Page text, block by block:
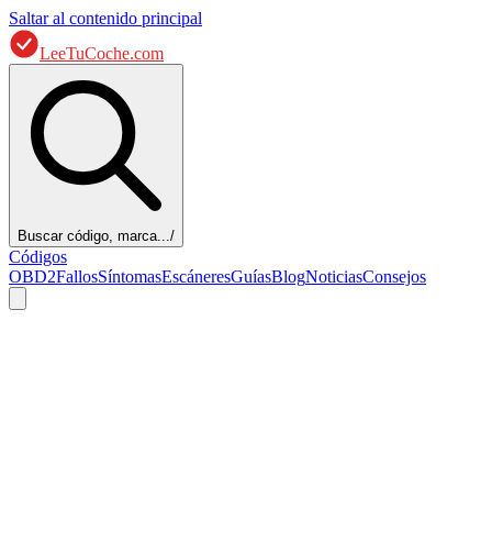
Saltar al contenido principal
LeeTuCoche.com
Buscar código, marca.../
Códigos
OBD2FallosSíntomasEscáneresGuíasBlogNoticiasConsejos